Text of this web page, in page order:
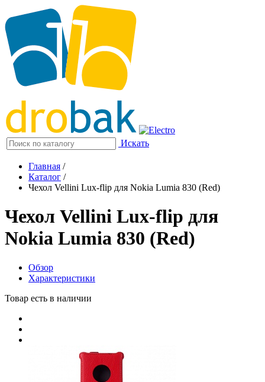
Искать
Главная /
Каталог /
Чехол Vellini Lux-flip для Nokia Lumia 830 (Red)
Чехол Vellini Lux-flip для
Nokia Lumia 830 (Red)
Обзор
Характеристики
Товар есть в наличии